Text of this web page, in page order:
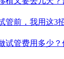
管前，我用这3
试管费用多少？